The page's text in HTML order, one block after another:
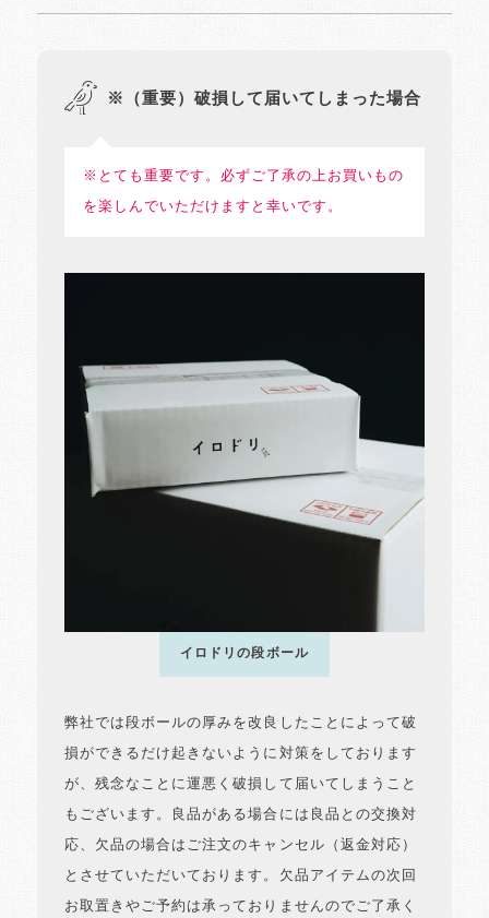
※（重要）破損して届いてしまった場合
※とても重要です。必ずご了承の上お買いもの
を楽しんでいただけますと幸いです。
イロドリの段ボール
弊社では段ボールの厚みを改良したことによって破
損ができるだけ起きないように対策をしております
が、残念なことに運悪く破損して届いてしまうこと
もございます。良品がある場合には良品との交換対
応、欠品の場合はご注文のキャンセル（返金対応）
とさせていただいております。欠品アイテムの次回
お取置きやご予約は承っておりませんのでご了承く